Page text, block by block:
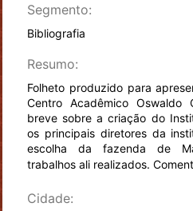
Segmento:
Bibliografia
Resumo:
Folheto produzido para
Centro Acadêmico
breve sobre a criação do
os principais diretores da
escolha da fazenda de
trabalhos ali realizados.
Cidade: